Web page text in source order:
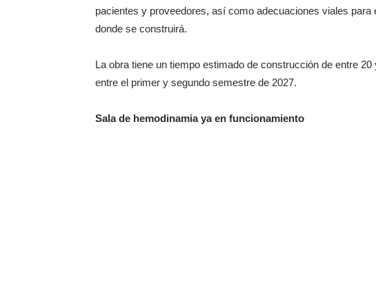
pacientes y proveedores, así como adecuaciones viales para
donde se construirá.
La obra tiene un tiempo estimado de construcción de entre
entre el primer y segundo semestre de 2027.
Sala de hemodinamia ya en funcionamiento